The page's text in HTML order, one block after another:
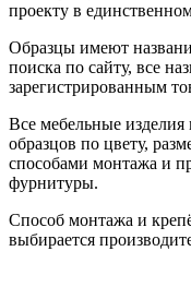
проекту в
Образцы имеют
поиска по сайту, все
зарегистрированным
Все мебельные изделия
образцов по цвету,
способами монтажа и
фурнитуры.
Способ монтажа и
выбирается